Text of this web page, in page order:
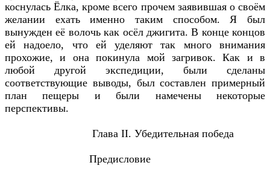
Глава II. Убедительная победа
Предисловие